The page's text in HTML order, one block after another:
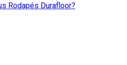
Rodapés Durafloor?